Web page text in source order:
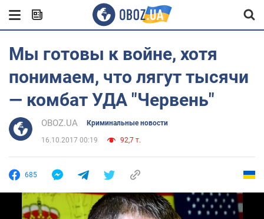
Мы готовы к войне, хотя
понимаем, что лягут тысячи
— комбат УДА "Червень"
OBOZ.UA Криминальные новости
16.10.2017 00:19 92,7 т.
685